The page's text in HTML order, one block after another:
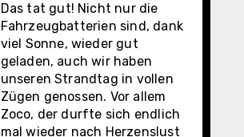
Das tat gut! Nicht nur die
Fahrzeugbatterien sind, dank
viel Sonne, wieder gut
geladen, auch wir haben
unseren Strandtag in vollen
Zügen genossen. Vor allem
Zoco, der durfte sich endlich
mal wieder nach Herzenslust